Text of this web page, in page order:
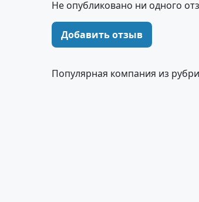
Не опубликовано ни одного
Добавить отзыв
Популярная компания из